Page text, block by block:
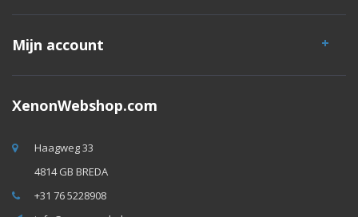
Mijn account
XenonWebshop.com
Haagweg 33
4814 GB BREDA
+31 76 5228908